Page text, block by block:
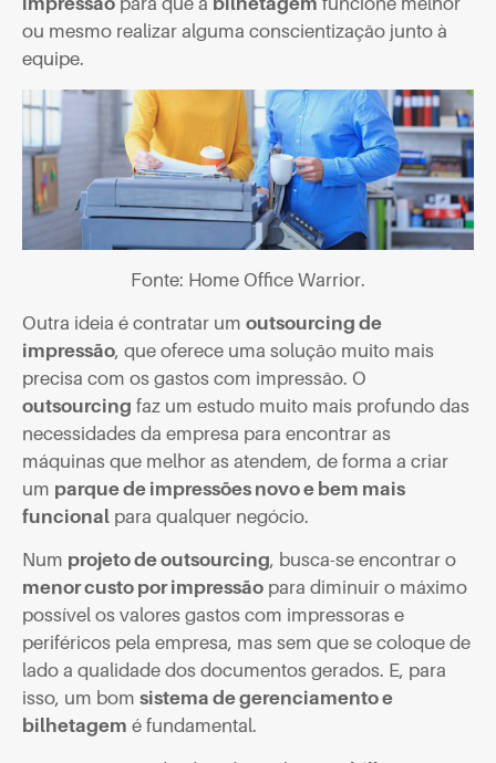
ou mesmo realizar alguma conscientização junto à
equipe.
Fonte: Home Office Warrior.
Outra ideia é contratar um outsourcing de
impressão, que oferece uma solução muito mais
precisa com os gastos com impressão. O
outsourcing faz um estudo muito mais profundo das
necessidades da empresa para encontrar as
máquinas que melhor as atendem, de forma a criar
um parque de impressões novo e bem mais
funcional para qualquer negócio.
Num projeto de outsourcing, busca-se encontrar o
menor custo por impressão para diminuir o máximo
possível os valores gastos com impressoras e
periféricos pela empresa, mas sem que se coloque de
lado a qualidade dos documentos gerados. E, para
isso, um bom sistema de gerenciamento e
bilhetagem é fundamental.